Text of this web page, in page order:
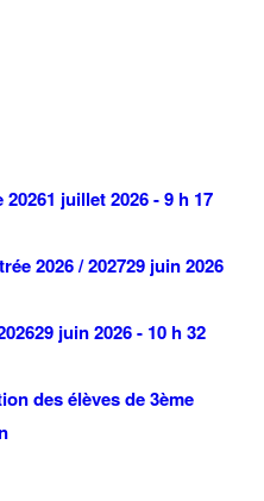
20261 juillet 2026 - 9 h 17
2026 / 202729 juin 2026
29 juin 2026 - 10 h 32
des élèves de 3ème